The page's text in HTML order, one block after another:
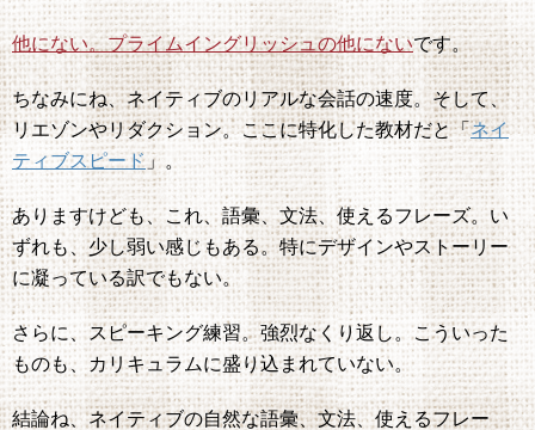
他にない。プライムイングリッシュの他にないです。
ちなみにね、ネイティブのリアルな会話の速度。そして、
リエゾンやリダクション。ここに特化した教材だと「ネイ
ティブスピード」。
ありますけども、これ、語彙、文法、使えるフレーズ。い
ずれも、少し弱い感じもある。特にデザインやストーリー
に凝っている訳でもない。
さらに、スピーキング練習。強烈なくり返し。こういった
ものも、カリキュラムに盛り込まれていない。
結論ね、ネイティブの自然な語彙、文法、使えるフレー